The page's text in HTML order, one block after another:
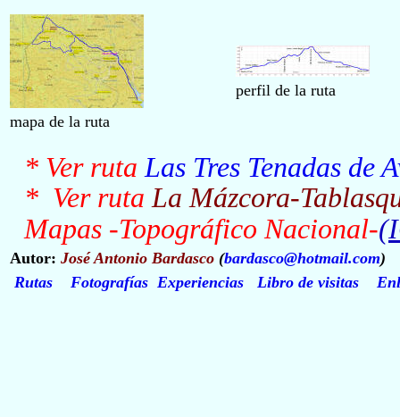
mapa de la ruta
perfil de la ruta
* Ver rutaLas Tres Tenadas de
* Ver rutaLa Mázcora-
Mapas -Topográfico Nacional-(
Autor: José Antonio Bardasco (bardasco@hotmail.com)
Rutas
Fotografías Experiencias Libro de visitas